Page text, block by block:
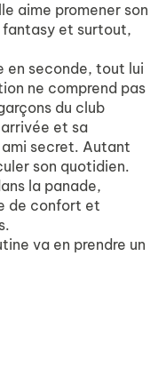
aime promener son
fantasy et surtout,
en seconde, tout lui
ne comprend pas
du club
arrivée et sa
secret. Autant
son quotidien.
la panade,
de confort et
va en prendre un